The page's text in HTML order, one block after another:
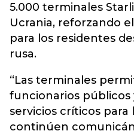
5.000 terminales
Ucrania, reforzando
para los residentes
rusa.
“Las terminales
funcionarios públicos
servicios críticos para
continúen